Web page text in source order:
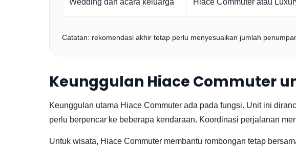
Wedding dan acara keluarga Hiace Commuter atau
Catatan: rekomendasi akhir tetap perlu menyesuaikan jumlah
Keunggulan Hiace Commuter
Keunggulan utama Hiace Commuter ada pada fungsi. Unit ini
perlu berpencar ke beberapa kendaraan. Koordinasi perjalanan
Untuk wisata, Hiace Commuter membantu rombongan tetap